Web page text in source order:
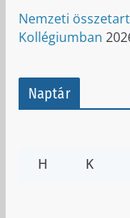
Nemzeti
Kollégiumban
Naptár
H
K